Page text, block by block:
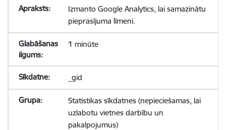
Izmanto Google Analytics, lai samazinātu
pieprasījuma līmeni.
1 minūte
_gid
Statistikas sīkdatnes (nepieciešamas, lai
uzlabotu vietnes darbību un
pakalpojumus)